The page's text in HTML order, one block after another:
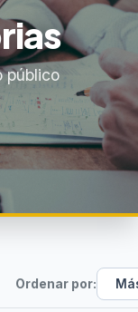
público
Ordenar por: